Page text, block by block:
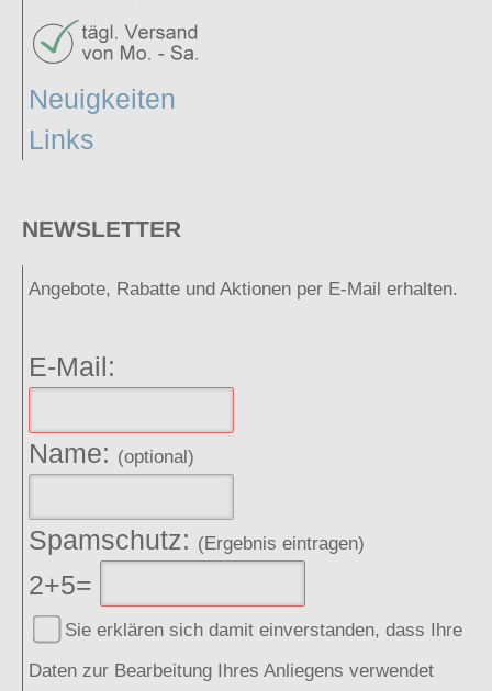
Neuigkeiten
Links
NEWSLETTER
Angebote, Rabatte und Aktionen per E-Mail erhalten.
E-Mail:
Name: (optional)
Spamschutz: (Ergebnis eintragen)
2+5=
Sie erklären sich damit einverstanden, dass Ihre
Daten zur Bearbeitung Ihres Anliegens verwendet